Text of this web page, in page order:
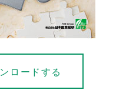
ロードする